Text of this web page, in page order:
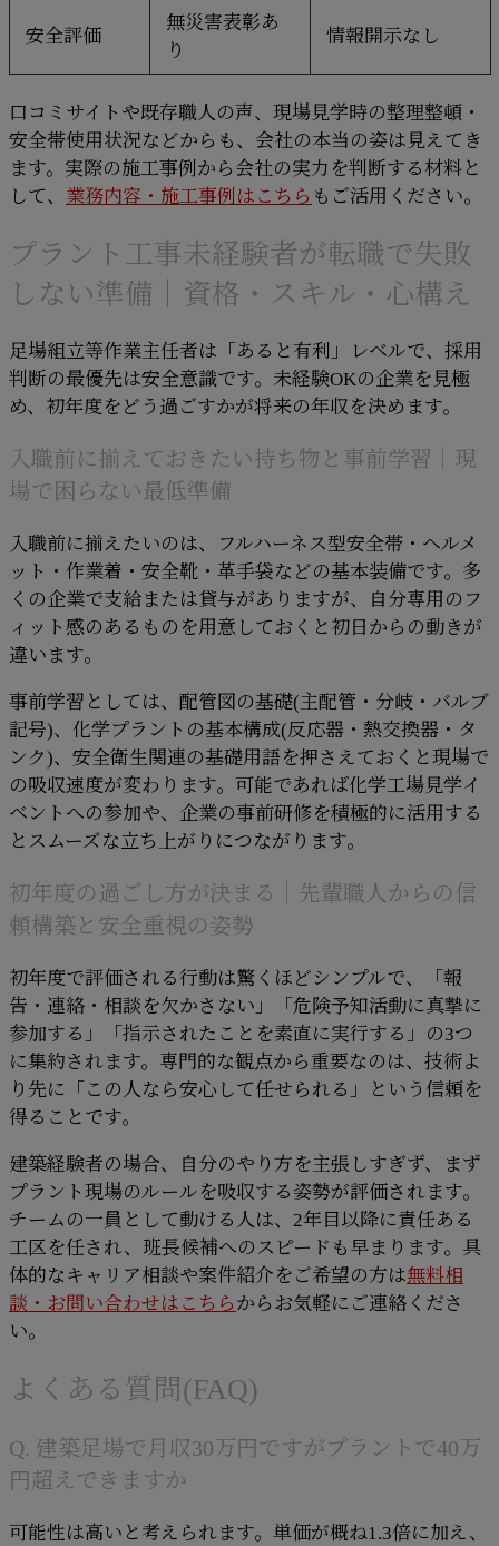
安全評価
無災害表彰あ
り
情報開示なし
口コミサイトや既存職人の声、現場見学時の整理整頓・
安全帯使用状況などからも、会社の本当の姿は見えてき
ます。実際の施工事例から会社の実力を判断する材料と
して、 業務内容・施工事例はこちら もご活用ください。
プラント工事未経験者が転職で失敗
しない準備｜資格・スキル・心構え
足場組立等作業主任者は「あると有利」レベルで、採用
判断の最優先は安全意識です。未経験OKの企業を見極
め、初年度をどう過ごすかが将来の年収を決めます。
入職前に揃えておきたい持ち物と事前学習｜現
場で困らない最低準備
入職前に揃えたいのは、フルハーネス型安全帯・ヘルメ
ット・作業着・安全靴・革手袋などの基本装備です。多
くの企業で支給または貸与がありますが、自分専用のフ
ィット感のあるものを用意しておくと初日からの動きが
違います。
事前学習としては、配管図の基礎(主配管・分岐・バルブ
記号)、化学プラントの基本構成(反応器・熱交換器・タ
ンク)、安全衛生関連の基礎用語を押さえておくと現場で
の吸収速度が変わります。可能であれば化学工場見学イ
ベントへの参加や、企業の事前研修を積極的に活用する
とスムーズな立ち上がりにつながります。
初年度の過ごし方が決まる｜先輩職人からの信
頼構築と安全重視の姿勢
初年度で評価される行動は驚くほどシンプルで、「報
告・連絡・相談を欠かさない」「危険予知活動に真摯に
参加する」「指示されたことを素直に実行する」の3つ
に集約されます。専門的な観点から重要なのは、技術よ
り先に「この人なら安心して任せられる」という信頼を
得ることです。
建築経験者の場合、自分のやり方を主張しすぎず、まず
プラント現場のルールを吸収する姿勢が評価されます。
チームの一員として動ける人は、2年目以降に責任ある
工区を任され、班長候補へのスピードも早まります。具
体的なキャリア相談や案件紹介をご希望の方は無料相
談・お問い合わせはこちら からお気軽にご連絡くださ
い。
よくある質問(FAQ)
Q. 建築足場で月収30万円ですがプラントで40万
円超えできますか
可能性は高いと考えられます。単価が概ね1.3倍に加え、